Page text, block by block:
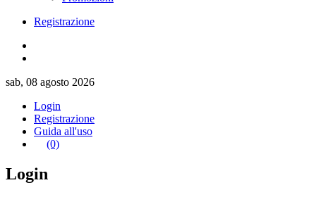
Registrazione
sab, 08 agosto 2026
Login
Registrazione
Guida all'uso
(0)
Login